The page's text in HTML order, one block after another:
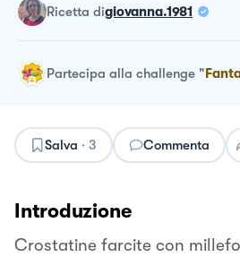
ricetta digiovanna.1981
Partecipa alla challenge "
Salva · 3 Commenta
Introduzione
Crostatine farcite con